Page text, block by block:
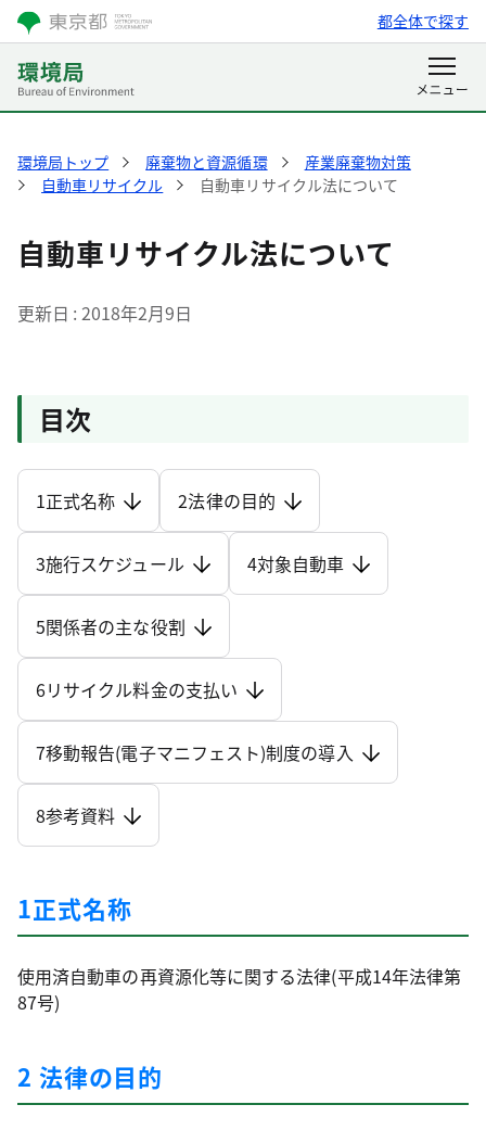
都全体で探す
環境局トップ 廃棄物と資源循環
産業廃棄物対策
自動車リサイクル
自動車リサイクル法について
自動車リサイクル法について
更新日 2018年2月9日
目次
1正式名称 2法律の目的
3施行スケジュール 4対象自動車
5関係者の主な役割
6リサイクル料金の支払い
7移動報告(電子マニフェスト)制度の導入
8参考資料
1正式名称
使用済自動車の再資源化等に関する法律(平成14年法律第
87号)
2 法律の目的